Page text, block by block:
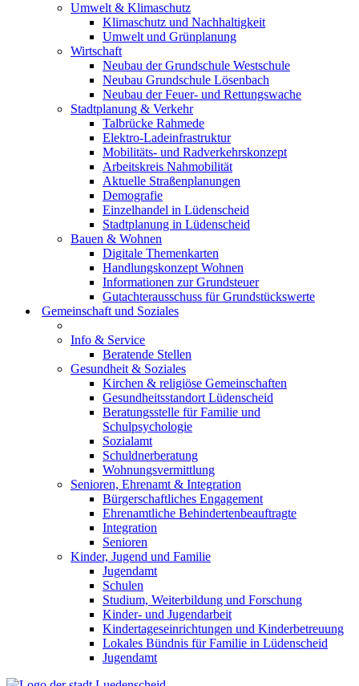
Umwelt & Klimaschutz
Klimaschutz und Nachhaltigkeit
Umwelt und Grünplanung
Wirtschaft
Neubau der Grundschule Westschule
Neubau Grundschule Lösenbach
Neubau der Feuer- und Rettungswache
Stadtplanung & Verkehr
Talbrücke Rahmede
Elektro-Ladeinfrastruktur
Mobilitäts- und Radverkehrskonzept
Arbeitskreis Nahmobilität
Aktuelle Straßenplanungen
Demografie
Einzelhandel in Lüdenscheid
Stadtplanung in Lüdenscheid
Bauen & Wohnen
Digitale Themenkarten
Handlungskonzept Wohnen
Informationen zur Grundsteuer
Gutachterausschuss für Grundstückswerte
Gemeinschaft und Soziales
Info & Service
Beratende Stellen
Gesundheit & Soziales
Kirchen & religiöse Gemeinschaften
Gesundheitsstandort Lüdenscheid
Beratungsstelle für Familie und
Schulpsychologie
Sozialamt
Schuldnerberatung
Wohnungsvermittlung
Senioren, Ehrenamt & Integration
Bürgerschaftliches Engagement
Ehrenamtliche Behindertenbeauftragte
Integration
Senioren
Kinder, Jugend und Familie
Jugendamt
Schulen
Studium, Weiterbildung und Forschung
Kinder- und Jugendarbeit
Kindertageseinrichtungen und Kinderbetreuung
Lokales Bündnis für Familie in Lüdenscheid
Jugendamt